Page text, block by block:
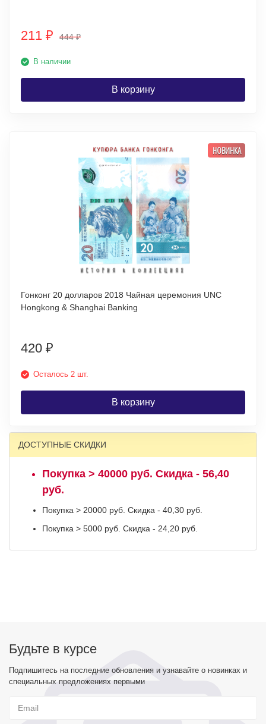
211 ₽ 444₽
В наличии
В корзину
НОВИНКА
Гонконг 20 долларов 2018 Чайная церемония UNC
Hongkong & Shanghai Banking
420 ₽
Осталось 2 шт.
В корзину
ДОСТУПНЫЕ СКИДКИ
Покупка > 40000 руб. Скидка - 56,40
руб.
Покупка > 20000 руб. Скидка - 40,30 руб.
Покупка > 5000 руб. Скидка - 24,20 руб.
Будьте в курсе
Подпишитесь на последние обновления и узнавайте о новинках и
специальных предложениях первыми